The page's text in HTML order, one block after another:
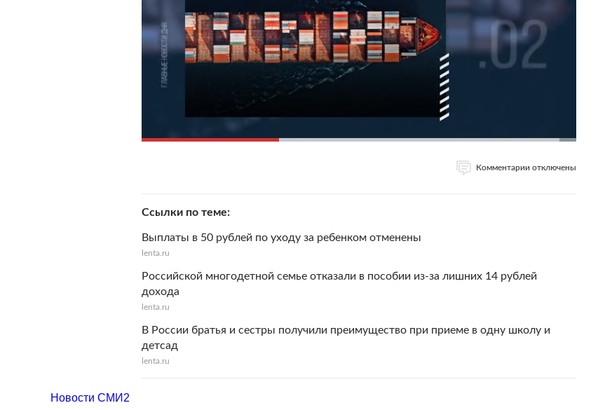
Комментарии отключены
Ссылки по теме
Выплаты в 50 рублей по уходу за ребенком отменены
lenta.ru
Российской многодетной семье отказали в пособии из-за лишних 14 рублей
дохода
lenta.ru
В России братья и сестры получили преимущество при приеме в одну школу и
детсад
lenta.ru
Новости СМИ2